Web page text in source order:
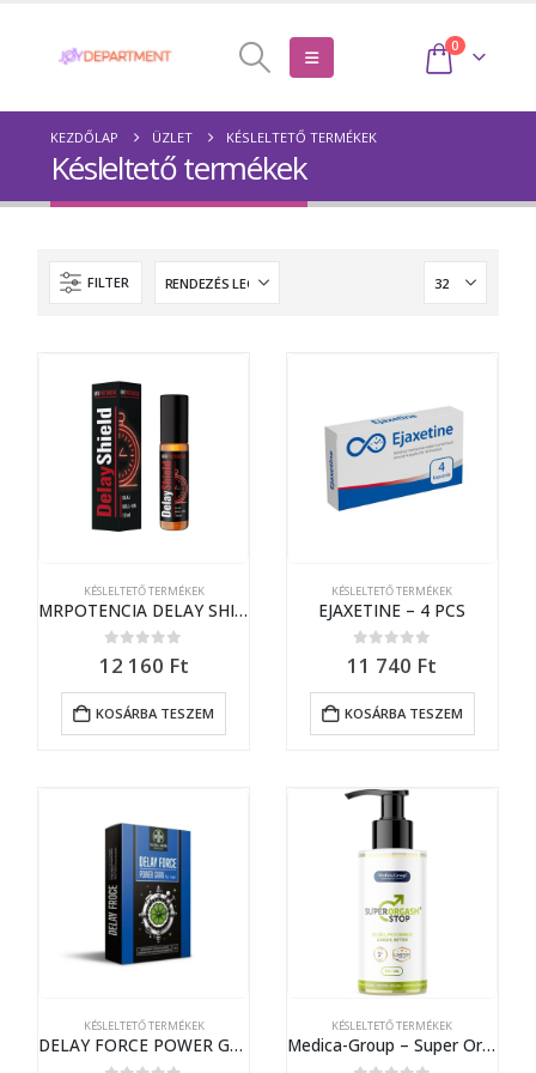
0
KEZDŐLAP ÜZLET KÉSLELTETŐ TERMÉKEK
Késleltető termékek
FILTER
KÉSLELTETŐ TERMÉKEK
MRPOTENCIA DELAY SHIELD OIL 10 ML
0out of 5
12 160 Ft
KOSÁRBA TESZEM
KÉSLELTETŐ TERMÉKEK
EJAXETINE – 4 PCS
0out of 5
11 740 Ft
KOSÁRBA TESZEM
KÉSLELTETŐ TERMÉKEK
DELAY FORCE POWER GRAN for men – 7 Pcs
KÉSLELTETŐ TERMÉKEK
Medica-Group – Super Orgasm Stop Gel – 150 ml